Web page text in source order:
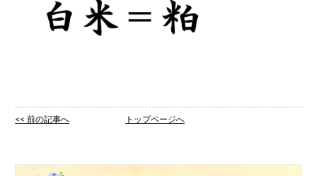
<< 前の記事へ トップページへ